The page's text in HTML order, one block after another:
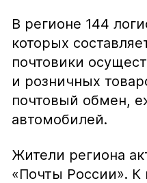
В регионе 144
которых
почтовики
и розничных
почтовый обмен,
автомобилей.
Жители региона
«Почты России». К